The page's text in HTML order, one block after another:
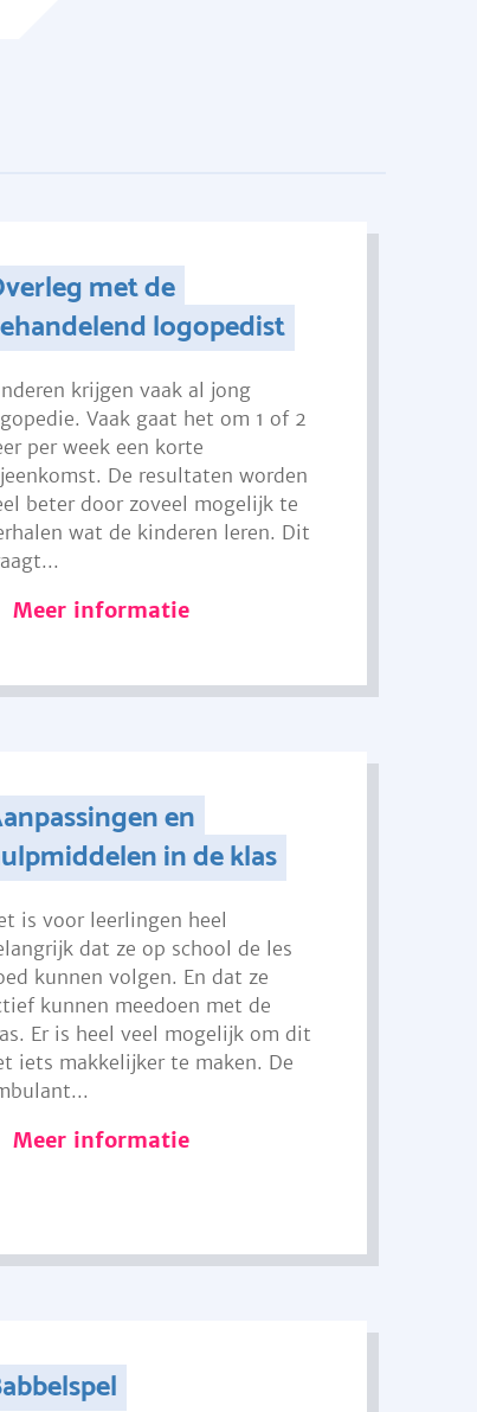
met de
logopedist
krijgen vaak al jong
Vaak gaat het om 1 of 2
per week een korte
De resultaten worden
beter door zoveel mogelijk te
wat de kinderen leren. Dit
Meer informatie
en
in de klas
is voor leerlingen heel
dat ze op school de les
kunnen volgen. En dat ze
kunnen meedoen met de
Er is heel veel mogelijk om dit
iets makkelijker te maken. De
Meer informatie